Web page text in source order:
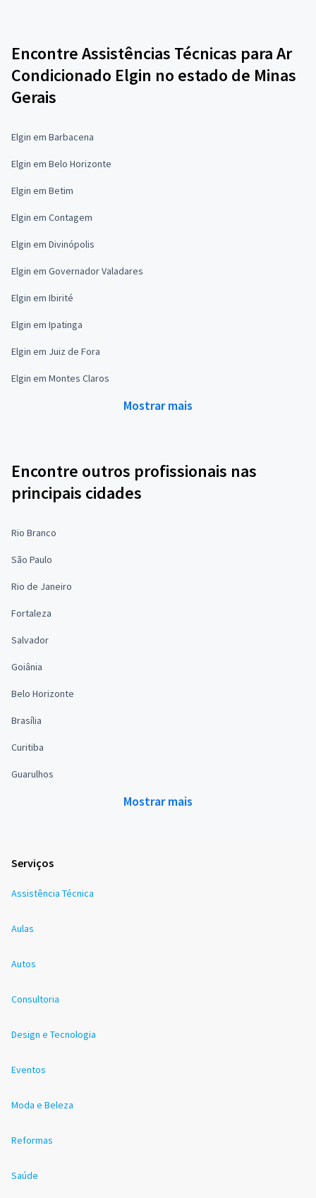
Encontre Assistências Técnicas para Ar
Condicionado Elgin no estado de Minas
Gerais
Elgin em Barbacena
Elgin em Belo Horizonte
Elgin em Betim
Elgin em Contagem
Elgin em Divinópolis
Elgin em Governador Valadares
Elgin em Ibirité
Elgin em Ipatinga
Elgin em Juiz de Fora
Elgin em Montes Claros
Mostrar mais
Encontre outros profissionais nas
principais cidades
Rio Branco
São Paulo
Rio de Janeiro
Fortaleza
Salvador
Goiânia
Belo Horizonte
Brasília
Curitiba
Guarulhos
Mostrar mais
Serviços
Assistência Técnica
Aulas
Autos
Consultoria
Design e Tecnologia
Eventos
Moda e Beleza
Reformas
Saúde